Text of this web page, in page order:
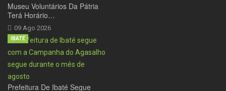
Museu Voluntários Da Pátria
Terá Horário…
09 Ago 2026
Prefeitura De Ibaté Segue
IBATÉ